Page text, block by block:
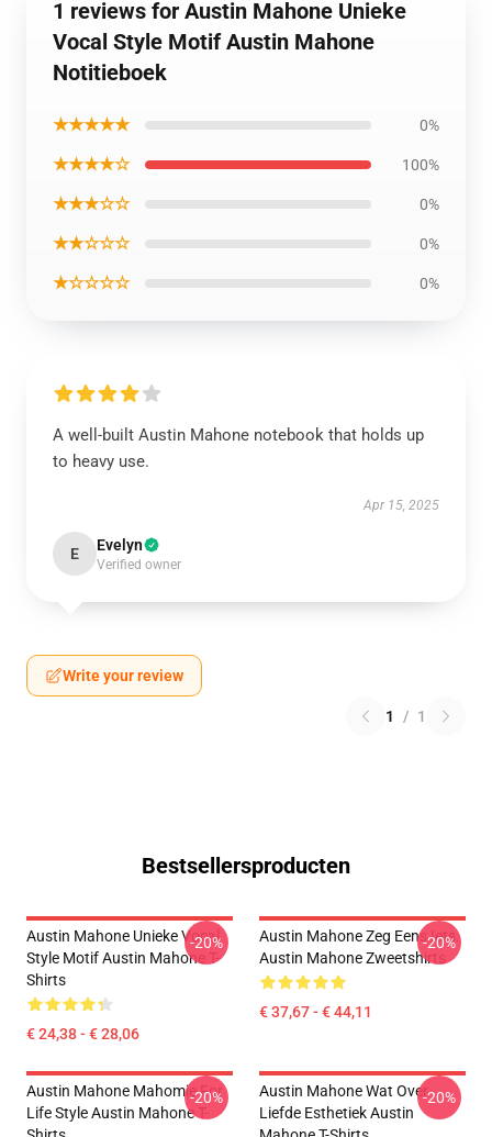
1 reviews for Austin Mahone Unieke
Vocal Style Motif Austin Mahone
Notitieboek
★★★★★ 0%
★★★★☆ 100%
★★★☆☆ 0%
★★☆☆☆ 0%
★☆☆☆☆ 0%
A well-built Austin Mahone notebook that holds up
to heavy use.
Apr 15, 2025
E Evelyn
Verified owner
Write your review
1 / 1
Bestsellersproducten
Austin Mahone Unieke Vocal
Style Motif Austin Mahone T-
Shirts
€ 24,38 - € 28,06
-20%
Austin Mahone Zeg Eens Iets.
Austin Mahone Zweetshirts
€ 37,67 - € 44,11
-20%
Austin Mahone Mahomie For
Life Style Austin Mahone T-
-20%
Austin Mahone Wat Over
Liefde Esthetiek Austin
-20%